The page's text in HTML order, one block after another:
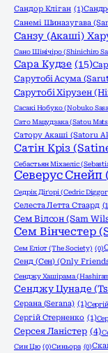
Сандор Кліган (1)
Санемі Шиназугава
Санзу (Акаші)
Сано Шінічіро (Shinichiro
Сара Кудзе (15)
Сарутобі Асума
Сарутобі Хірузен
Сасакі Нобуко (Nobuko
Сато Мацудзака (Satou
Сатору Акаші (Satoru
Сатін Кріз
Себастьян Міхаеліс
Северус Снейп
Седрік Діґорі (Cedric
Селеста Летта Стаард
Сем Вілсон (Sam
Сем Вінчестер
Сем Еліот (The Society) (0)
Сенд (Сен) (Only
Сенджу Хашірама
Сенджу Цунаде
Серана (Serana) (1)
Сергій Стерненко (1)
Серсея Ланістер (4)
Син Цю (0)Синьора (0)